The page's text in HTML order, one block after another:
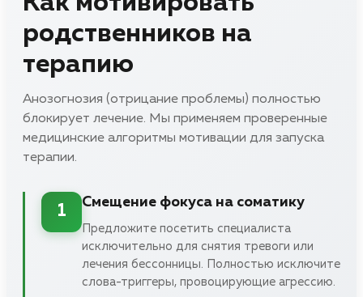
родственников на
терапию
Анозогнозия (отрицание проблемы) полностью
блокирует лечение. Мы применяем проверенные
медицинские алгоритмы мотивации для запуска
терапии.
1
Смещение фокуса на соматику
Предложите посетить специалиста
исключительно для снятия тревоги или
лечения бессонницы. Полностью исключите
слова-триггеры, провоцирующие агрессию.